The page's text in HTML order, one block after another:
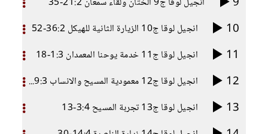
10 انجيل لوقا ج10 الزيارة الثانية للهيكل 36:2-52
11 انجيل لوقا ج11 خدمة يوحنا المعمدان 1:3-18
12 انجيل لوقا ج12 معمودية المسيح والانساب 19:3-2
13 انجيل لوقا ج13 تجربة المسيح 3:4-13